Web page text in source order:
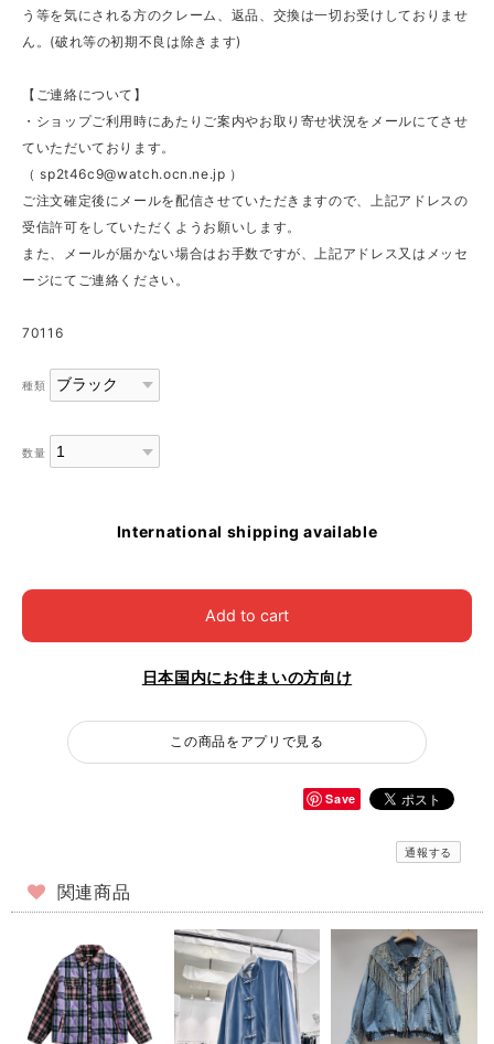
う等を気にされる方のクレーム、返品、交換は一切お受けしておりませ
ん。(破れ等の初期不良は除きます)
【ご連絡について】
・ショップご利用時にあたりご案内やお取り寄せ状況をメールにてさせ
ていただいております。
（sp2t46c9@watch.ocn.ne.jp ）
ご注文確定後にメールを配信させていただきますので、上記アドレスの
受信許可をしていただくようお願いします。
また、メールが届かない場合はお手数ですが、上記アドレス又はメッセ
ージにてご連絡ください。
70116
種類
数量
International shipping available
Add to cart
日本国内にお住まいの方向け
この商品をアプリで見る
Save
通報する
関連商品